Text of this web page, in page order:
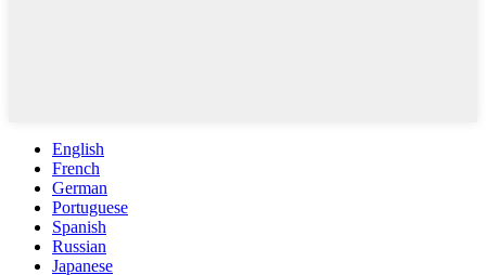
English
French
German
Portuguese
Spanish
Russian
Japanese